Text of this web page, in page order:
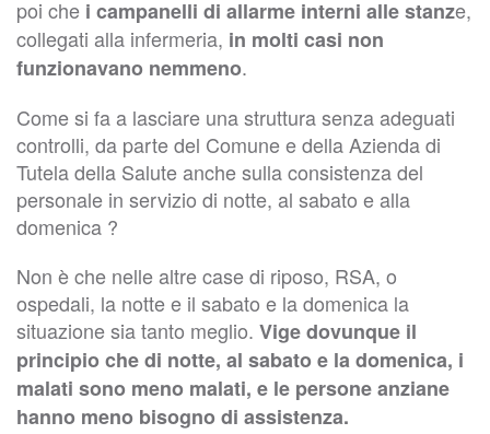
poi che i campanelli di allarme interni alle stanze,
collegati alla infermeria, in molti casi non
funzionavano nemmeno.
Come si fa a lasciare una struttura senza adeguati
controlli, da parte del Comune e della Azienda di
Tutela della Salute anche sulla consistenza del
personale in servizio di notte, al sabato e alla
domenica ?
Non è che nelle altre case di riposo, RSA, o
ospedali, la notte e il sabato e la domenica la
situazione sia tanto meglio. Vige dovunque il
principio che di notte, al sabato e la domenica, i
malati sono meno malati, e le persone anziane
hanno meno bisogno di assistenza.